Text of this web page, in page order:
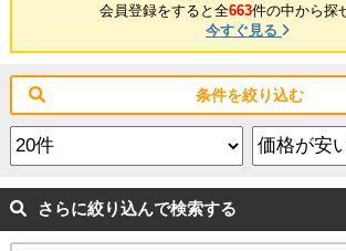
会員登録をすると全663件の中から探
今すぐ見る
条件を絞り込む
さらに絞り込んで検索する